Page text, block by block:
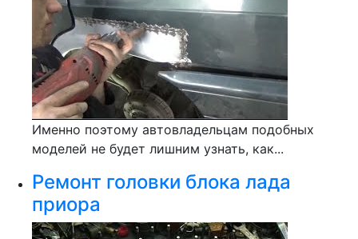
Именно поэтому автовладельцам подобных
моделей не будет лишним узнать, как...
Ремонт головки блока лада
приора